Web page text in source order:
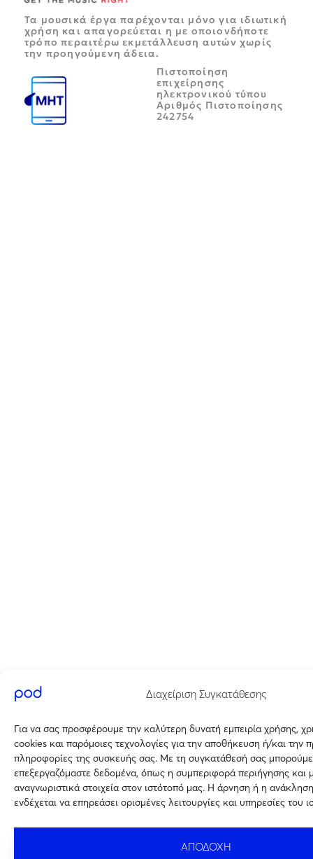
Διαχείριση Συγκατάθεσης
Για να σας προσφέρουμε την καλύτερη δυνατή εμπειρία χρήσης,
cookies και παρόμοιες τεχνολογίες για την αποθήκευση ή/και την
πληροφορίες της συσκευής σας. Με τη συγκατάθεσή σας
επεξεργαζόμαστε δεδομένα, όπως η συμπεριφορά περιήγησης και
αναγνωριστικά στοιχεία στον ιστότοπό μας. Η άρνηση ή η
ενδέχεται να επηρεάσει ορισμένες λειτουργίες και υπηρεσίες του
ΑΠΟΔΟΧΗ
Τα μουσικά έργα παρέχονται μόνο για ιδιωτική
χρήση και απαγορεύεται η με οποιονδήποτε
τρόπο περαιτέρω εκμετάλλευση αυτών χωρίς
την προηγούμενη άδεια.
Πιστοποίηση
επιχείρησης
ηλεκτρονικού τύπου
Αριθμός Πιστοποίησης
242754